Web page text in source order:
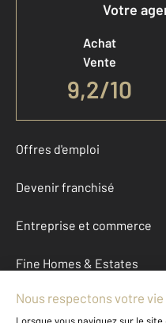
Votre
Achat
Vente
9,2/10
Offres d'emploi
Devenir franchisé
Entreprise et commerce
Fine Homes & Estates
À propos